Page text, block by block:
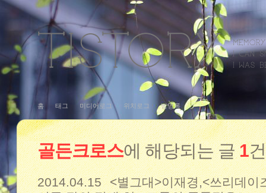
홈 태그 미디어로그 위치로그 방명록
골든크로스에 해당되는 글1건
2014.04.15 <별그대>이재경,<쓰리데이